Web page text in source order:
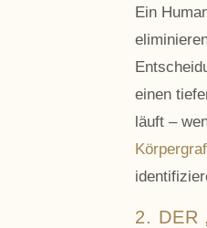
Ein
einen
läuft –
2. DER